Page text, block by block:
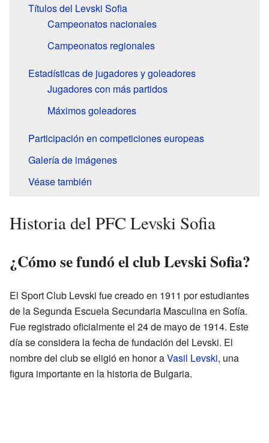
Títulos del Levski Sofia
Campeonatos nacionales
Campeonatos regionales
Estadísticas de jugadores y goleadores
Jugadores con más partidos
Máximos goleadores
Participación en competiciones europeas
Galería de imágenes
Véase también
Historia del PFC Levski Sofia
¿Cómo se fundó el club Levski Sofia?
El Sport Club Levski fue creado en 1911 por estudiantes
de la Segunda Escuela Secundaria Masculina en Sofía.
Fue registrado oficialmente el 24 de mayo de 1914. Este
día se considera la fecha de fundación del Levski. El
nombre del club se eligió en honor aVasil Levski, una
figura importante en la historia de Bulgaria.